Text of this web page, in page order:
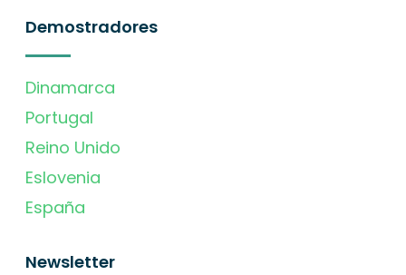
Demostradores
Dinamarca
Portugal
Reino Unido
Eslovenia
España
Newsletter